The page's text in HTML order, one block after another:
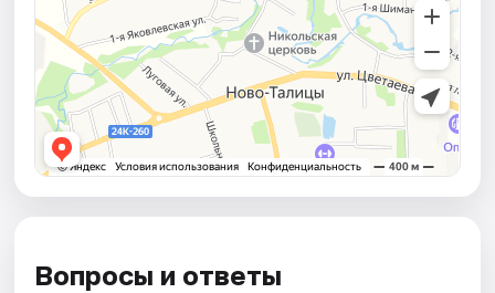
Вопросы и ответы